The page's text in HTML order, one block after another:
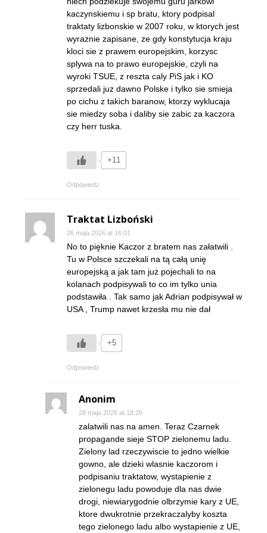
kaczynskiemu i sp bratu, ktory podpisal
traktaty lizbonskie w 2007 roku, w ktorych jest
wyraznie zapisane, ze gdy konstytucja kraju
kloci sie z prawem europejskim, korzysc
splywa na to prawo europejskie, czyli na
wyroki TSUE, z reszta caly PiS jak i KO
sprzedali juz dawno Polske i tylko sie smieja
po cichu z takich baranow, ktorzy wyklucaja
sie miedzy soba i daliby sie zabic za kaczora
czy herr tuska.
+11
Odpowiedz
Traktat Lizboński
26 maja 2026 at 16:01
No to pięknie Kaczor z bratem nas załatwili .
Tu w Polsce szczekali na tą całą unię
europejską a jak tam już pojechali to na
kolanach podpisywali to co im tylko unia
podstawiła . Tak samo jak Adrian podpisywał w
USA , Trump nawet krzesła mu nie dał
+5
Odpowiedz
Anonim
28 maja 2026 at 18:26
zalatwili nas na amen. Teraz Czarnek
propagande sieje STOP zielonemu ladu.
Zielony lad rzeczywiscie to jedno wielkie
gowno, ale dzieki wlasnie kaczorom i
podpisaniu traktatow, wystapienie z
zielonegu ladu powoduje dla nas dwie
drogi, niewiarygodnie olbrzymie kary z UE,
ktore dwukrotnie przekraczalyby koszta
tego zielonego ladu albo wystapienie z UE,